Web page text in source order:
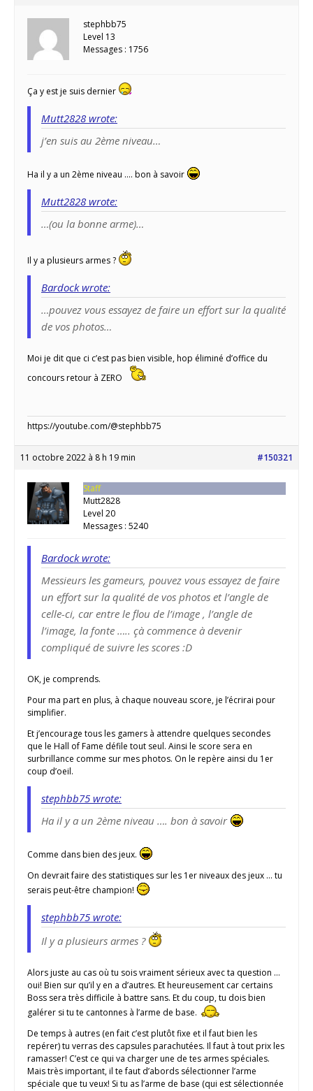
stephbb75
Level 13
Messages : 1756
Ça y est je suis dernier
Mutt2828 wrote:
j’en suis au 2ème niveau…
Ha il y a un 2ème niveau …. bon à savoir
Mutt2828 wrote:
…(ou la bonne arme)…
Il y a plusieurs armes ?
Bardock wrote:
…pouvez vous essayez de faire un effort sur la qualité
de vos photos…
Moi je dit que ci c’est pas bien visible, hop éliminé d’office du
concours retour à ZERO
https://youtube.com/@stephbb75
11 octobre 2022 à 8 h 19 min #150321
Staff
Mutt2828
Level 20
Messages : 5240
Bardock wrote:
Messieurs les gameurs, pouvez vous essayez de faire
un effort sur la qualité de vos photos et l’angle de
celle-ci, car entre le flou de l’image , l’angle de
l’image, la fonte ….. çà commence à devenir
compliqué de suivre les scores :D
OK, je comprends.
Pour ma part en plus, à chaque nouveau score, je l’écrirai pour
simplifier.
Et j’encourage tous les gamers à attendre quelques secondes
que le Hall of Fame défile tout seul. Ainsi le score sera en
surbrillance comme sur mes photos. On le repère ainsi du 1er
coup d’oeil.
stephbb75 wrote:
Ha il y a un 2ème niveau …. bon à savoir
Comme dans bien des jeux.
On devrait faire des statistiques sur les 1er niveaux des jeux … tu
serais peut-être champion!
stephbb75 wrote:
Il y a plusieurs armes ?
Alors juste au cas où tu sois vraiment sérieux avec ta question …
oui! Bien sur qu’il y en a d’autres. Et heureusement car certains
Boss sera très difficile à battre sans. Et du coup, tu dois bien
galérer si tu te cantonnes à l’arme de base.
De temps à autres (en fait c’est plutôt fixe et il faut bien les
repérer) tu verras des capsules parachutées. Il faut à tout prix les
ramasser! C’est ce qui va charger une de tes armes spéciales.
Mais très important, il te faut d’abords sélectionner l’arme
spéciale que tu veux! Si tu as l’arme de base (qui est sélectionnée